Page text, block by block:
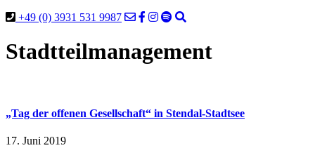
+49 (0) 3931 531 9987
Stadtteilmanagement
„Tag der offenen Gesellschaft“ in Stendal-Stadtsee
17. Juni 2019